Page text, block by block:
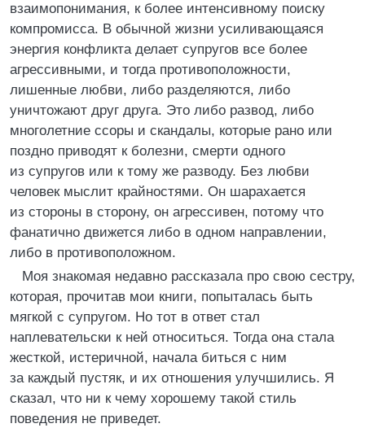
взаимопонимания, к более интенсивному поиску
компромисса. В обычной жизни усиливающаяся
энергия конфликта делает супругов все более
агрессивными, и тогда противоположности,
лишенные любви, либо разделяются, либо
уничтожают друг друга. Это либо развод, либо
многолетние ссоры и скандалы, которые рано или
поздно приводят к болезни, смерти одного
из супругов или к тому же разводу. Без любви
человек мыслит крайностями. Он шарахается
из стороны в сторону, он агрессивен, потому что
фанатично движется либо в одном направлении,
либо в противоположном.
Моя знакомая недавно рассказала про свою сестру,
которая, прочитав мои книги, попыталась быть
мягкой с супругом. Но тот в ответ стал
наплевательски к ней относиться. Тогда она стала
жесткой, истеричной, начала биться с ним
за каждый пустяк, и их отношения улучшились. Я
сказал, что ни к чему хорошему такой стиль
поведения не приведет.